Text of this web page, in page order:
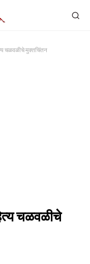
चळवळीचे मुक्तचिंतन
चळवळीचे